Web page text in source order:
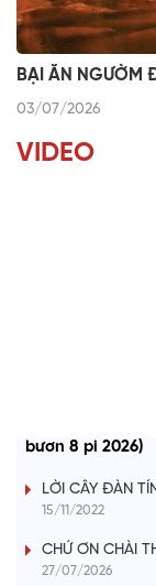
BẠI ĂN NGƯỜM
03/07/2026
VIDEO
CHƯƠNG
bươn 8 pi 2026)
LỜI CÂY ĐÀN
15/11/2022
CHỨ ƠN CHÀI
27/07/2026